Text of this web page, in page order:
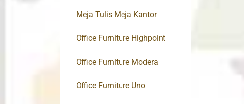
Meja Tulis Meja Kantor
Office Furniture Highpoint
Office Furniture Modera
Office Furniture Uno